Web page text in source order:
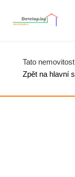
Tato
Zpět na hlavní